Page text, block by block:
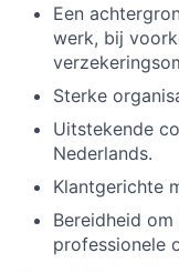
Een
werk, bij
Sterke
Uitstekende
Nederlands.
Klantgerichte
Bereidheid om
professionele